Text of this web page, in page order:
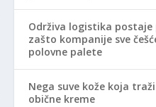
Održiva logistika
zašto kompanije sve
polovne palete
Nega suve kože koja
obične kreme